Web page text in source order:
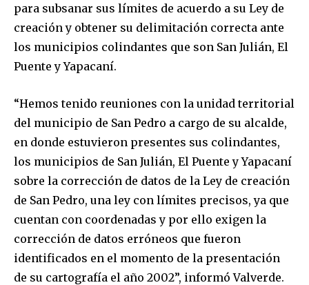
para subsanar sus límites de acuerdo a su Ley de
creación y obtener su delimitación correcta ante
los municipios colindantes que son San Julián, El
Puente y Yapacaní.
“Hemos tenido reuniones con la unidad territorial
del municipio de San Pedro a cargo de su alcalde,
en donde estuvieron presentes sus colindantes,
los municipios de San Julián, El Puente y Yapacaní
sobre la corrección de datos de la Ley de creación
de San Pedro, una ley con límites precisos, ya que
cuentan con coordenadas y por ello exigen la
corrección de datos erróneos que fueron
identificados en el momento de la presentación
de su cartografía el año 2002”, informó Valverde.